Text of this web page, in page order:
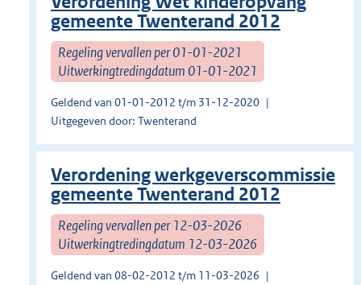
gemeente Twenterand 2012
Regeling vervallen per 01-01-2021
Uitwerkingtredingdatum 01-01-2021
Geldend van 01-01-2012 t/m 31-12-2020
Uitgegeven door: Twenterand
Verordening werkgeverscommissie
gemeente Twenterand 2012
Regeling vervallen per 12-03-2026
Uitwerkingtredingdatum 12-03-2026
Geldend van 08-02-2012 t/m 11-03-2026